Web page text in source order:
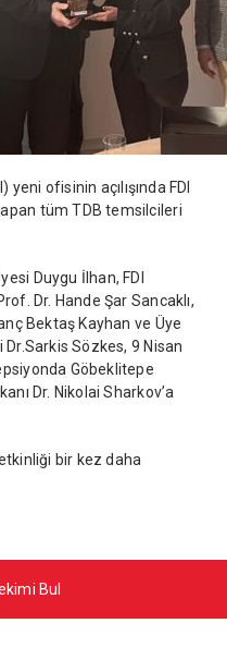
ofisinin açılışında FDI
tüm TDB temsilcileri
Duygu İlhan, FDI
Dr. Hande Şar Sancaklı,
Bektaş Kayhan ve Üye
Sözkes, 9 Nisan
Göbeklitepe
Dr. Nikolai Sharkov’a
bir kez daha
Bul